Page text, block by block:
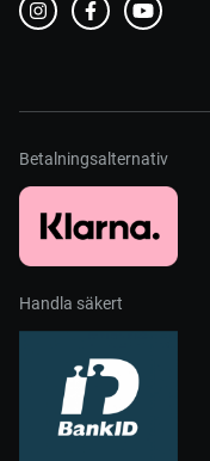
Betalningsalternativ
Handla säkert